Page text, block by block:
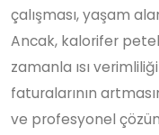
çalışması, yaşam
Ancak, kalorifer
zamanla ısı
faturalarının
ve profesyonel